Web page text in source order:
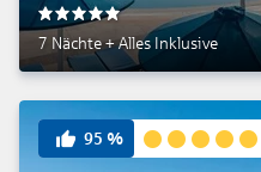
5
7 Nächte+Alles Inklusive
95 %